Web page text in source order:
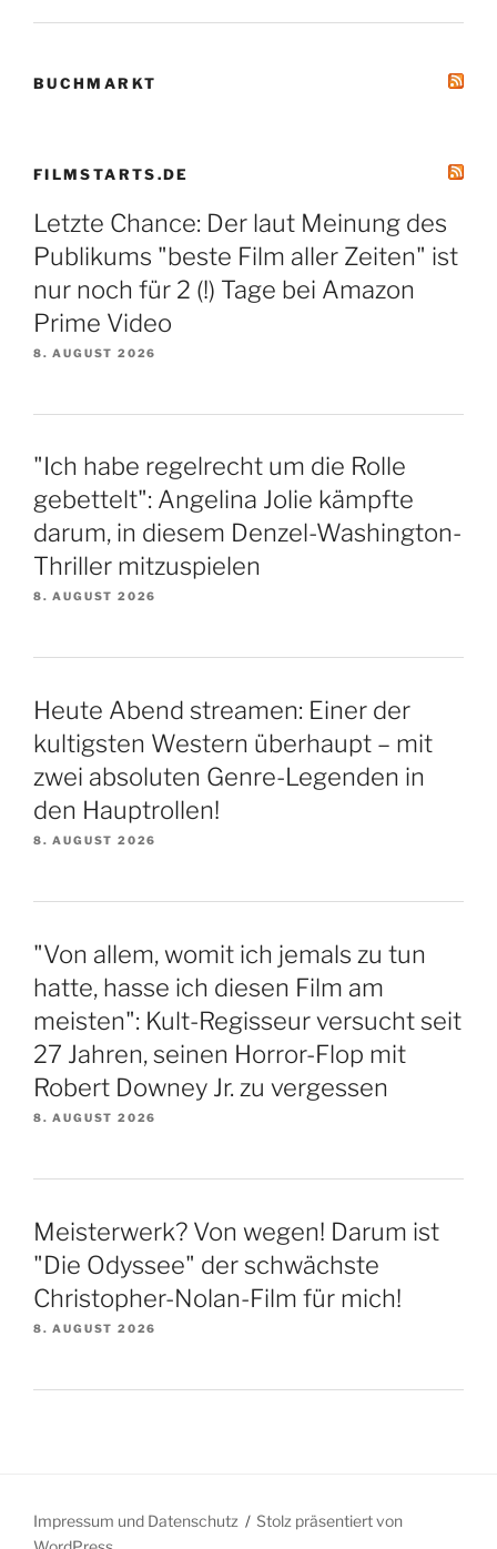
BUCHMARKT
FILMSTARTS.DE
Letzte Chance: Der laut Meinung des
Publikums "beste Film aller Zeiten" ist
nur noch für 2 (!) Tage bei Amazon
Prime Video
8. AUGUST 2026
"Ich habe regelrecht um die Rolle
gebettelt": Angelina Jolie kämpfte
darum, in diesem Denzel-Washington-
Thriller mitzuspielen
8. AUGUST 2026
Heute Abend streamen: Einer der
kultigsten Western überhaupt – mit
zwei absoluten Genre-Legenden in
den Hauptrollen!
8. AUGUST 2026
"Von allem, womit ich jemals zu tun
hatte, hasse ich diesen Film am
meisten": Kult-Regisseur versucht seit
27 Jahren, seinen Horror-Flop mit
Robert Downey Jr. zu vergessen
8. AUGUST 2026
Meisterwerk? Von wegen! Darum ist
"Die Odyssee" der schwächste
Christopher-Nolan-Film für mich!
8. AUGUST 2026
Impressum und Datenschutz
Stolz präsentiert von